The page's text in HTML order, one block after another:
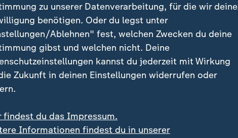
für Lkw:
Bilger
Aussetzung
1:48
Für Reisende aus Italien
Spanien führt
Grenzkontrollen ein
Video0:19
zu unserer Datenverarbeitung, für die wir deine
benötigen. Oder du legst unter
Ablehnen" fest, welchen Zwecken du deine
gibst und welchen nicht. Deine
kannst du jederzeit mit Wirkung
Zukunft in deinen Einstellungen widerrufen oder
findest du das Impressum.
Informationen findest du in unserer